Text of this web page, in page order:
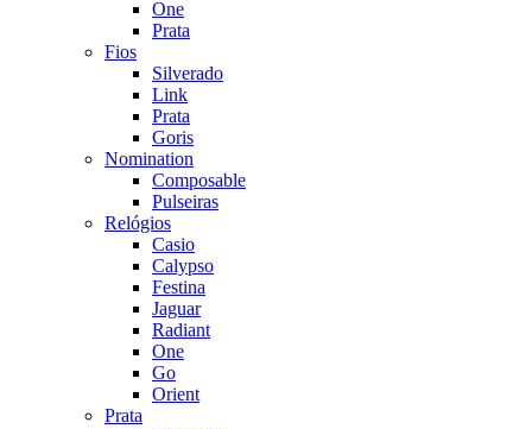
One
Prata
Fios
Silverado
Link
Prata
Goris
Nomination
Composable
Pulseiras
Relógios
Casio
Calypso
Festina
Jaguar
Radiant
One
Go
Orient
Prata